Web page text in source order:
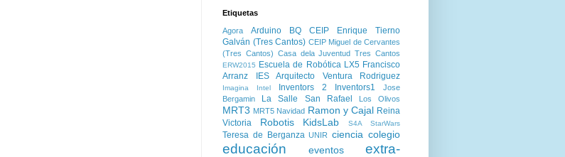
Etiquetas
Agora Arduino BQ
CEIP Enrique Tierno
Galván (Tres Cantos) CEIP Miguel de Cervantes
(Tres Cantos) Casa dela Juventud Tres Cantos
ERW2015 Escuela de Robótica LX5 Francisco
Arranz
IES Arquitecto Ventura Rodriguez
Imagina Intel Inventors 2 Inventors1
Jose
Bergamin
La Salle San Rafael Los Olivos
MRT3 MRT5 Navidad Ramon y Cajal Reina
Victoria
Robotis KidsLab S4A StarWars
Teresa de Berganza UNIR ciencia colegio
educación eventos
extra-